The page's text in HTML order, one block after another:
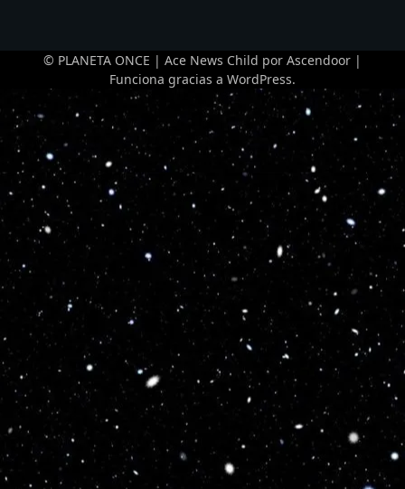
© PLANETA ONCE | Ace News Child por Ascendoor |
Funciona gracias a WordPress.